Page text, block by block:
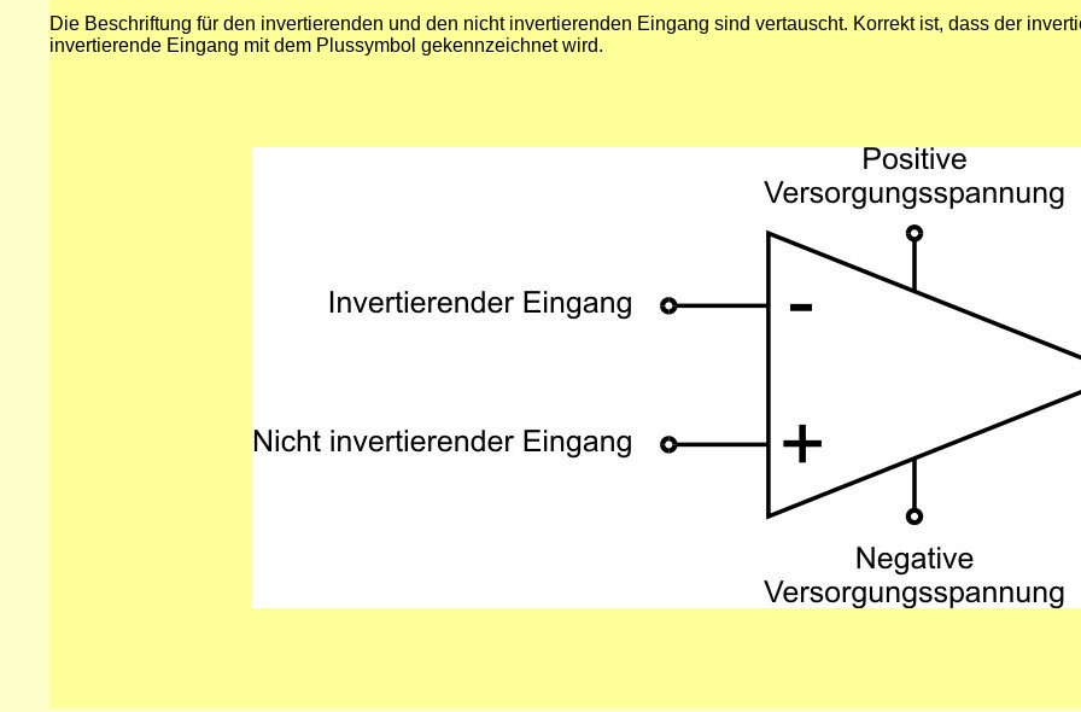
Die Beschriftung für den invertierenden und den nicht invertierenden Eingang sind vertauscht. Korrekt ist, dass der
invertierende Eingang mit dem Plussymbol gekennzeichnet wird.